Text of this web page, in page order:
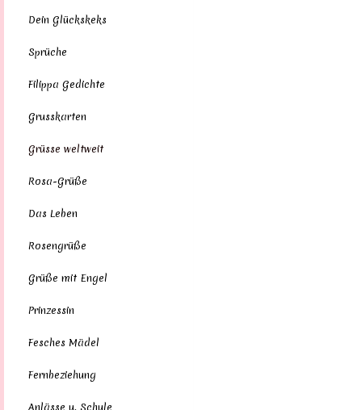
Dein Glückskeks
Sprüche
Filippa Gedichte
Grusskarten
Grüsse weltweit
Rosa-Grüße
Das Leben
Rosengrüße
Grüße mit Engel
Prinzessin
Fesches Mädel
Fernbeziehung
Anlässe u. Schule